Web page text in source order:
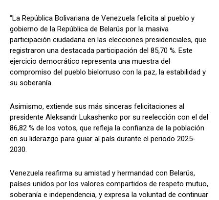
“La República Bolivariana de Venezuela felicita al pueblo y
gobierno de la República de Belarús por la masiva
participación ciudadana en las elecciones presidenciales, que
registraron una destacada participación del 85,70 %. Este
ejercicio democrático representa una muestra del
compromiso del pueblo bielorruso con la paz, la estabilidad y
su soberanía.
Asimismo, extiende sus más sinceras felicitaciones al
presidente Aleksandr Lukashenko por su reelección con el del
86,82 % de los votos, que refleja la confianza de la población
en su liderazgo para guiar al país durante el periodo 2025-
2030.
Venezuela reafirma su amistad y hermandad con Belarús,
países unidos por los valores compartidos de respeto mutuo,
soberanía e independencia, y expresa la voluntad de continuar